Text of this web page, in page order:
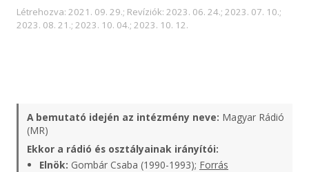
Létrehozva: 2021. 09. 29.; Revíziók: 2023. 06. 24.; 2023. 07. 10.;
2023. 08. 21.; 2023. 10. 04.; 2023. 10. 12.
A bemutató idején az intézmény neve: Magyar Rádió
(MR)
Ekkor a rádió és osztályainak irányítói:
Elnök: Gombár Csaba (1990-1993); Forrás